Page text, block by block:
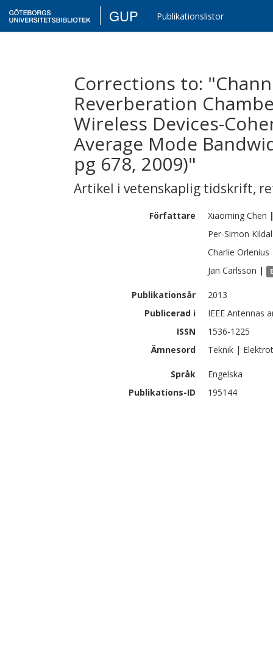
GUP Publikationslistor
Corrections to:
Reverberation
Wireless Devices-
Average Mode
pg 678, 2009)"
Artikel i vetenskaplig tidskrift,
Författare Xiaoming Chen
Per-Simon Kildal
Charlie Orlenius
Jan Carlsson |
Publikationsår
2013
Publicerad i
IEEE Antennas
ISSN
1536-1225
Ämnesord
Teknik |
Språk
Engelska
Publikations-ID
195144